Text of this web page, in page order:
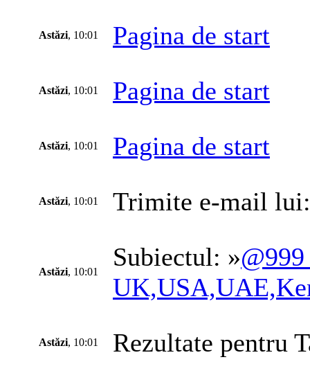
Astăzi, 10:01 Pagina de start
Astăzi, 10:01 Pagina de start
Astăzi, 10:01 Pagina de start
Astăzi, 10:01 Trimite e-mail
Astăzi, 10:01
Subiectul: »
Astăzi, 10:01 Rezultate pentru